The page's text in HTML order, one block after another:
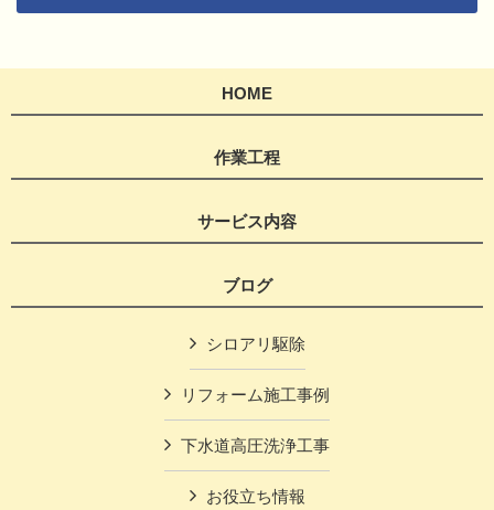
HOME
作業工程
サービス内容
ブログ
シロアリ駆除
リフォーム施工事例
下水道高圧洗浄工事
お役立ち情報